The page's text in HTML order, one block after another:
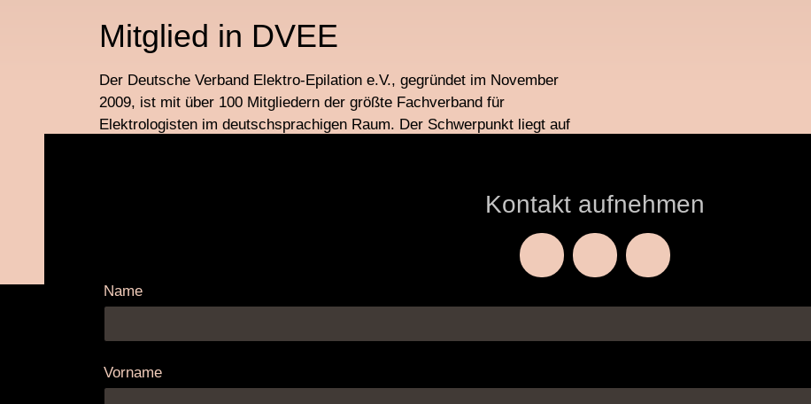
Mitglied in DVEE
Der Deutsche Verband Elektro-Epilation e.V., gegründet im November
2009, ist mit über 100 Mitgliedern der größte Fachverband für
Elektrologisten im deutschsprachigen Raum. Der Schwerpunkt liegt auf
Kontakt aufnehmen
Name
Vorname